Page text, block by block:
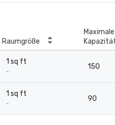
Raumgröße
Maximale
1 sq ft
-
150
1 sq ft
-
90